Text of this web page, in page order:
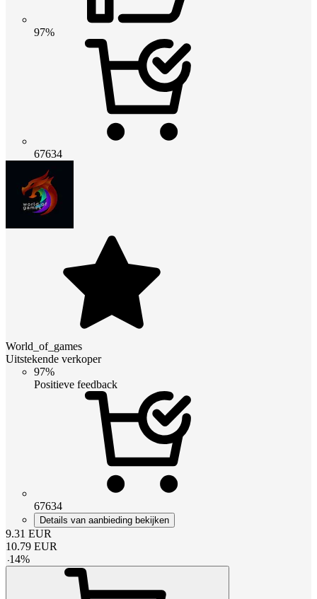
97%
67634
World_of_games
Uitstekende verkoper
97%
Positieve feedback
67634
Details van aanbieding bekijken
9.31 EUR
10.79 EUR
-14%